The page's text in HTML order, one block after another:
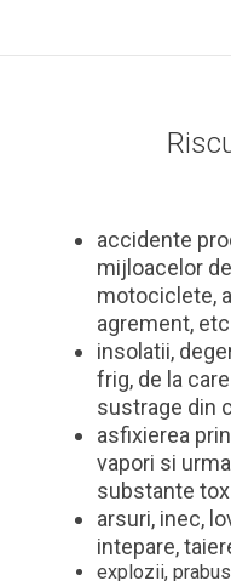
accidente
mijloacelor
motociclete,
agrement,
insolatii,
frig, de la
sustrage din
asfixierea
vapori si
substante
arsuri, inec,
intepare,
explozii,